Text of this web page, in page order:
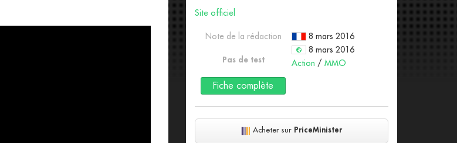
Site officiel
8 mars 2016
8 mars 2016
Action / MMO
Note de la rédaction
Pas de test
Fiche complète
Acheter sur PriceMinister